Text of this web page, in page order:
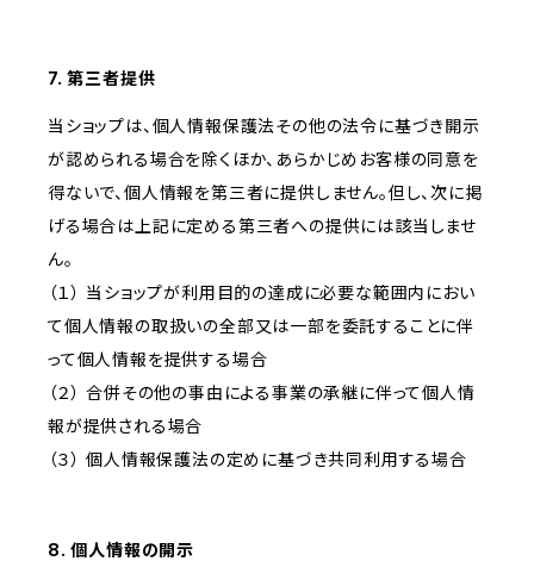
7. 第三者提供
当ショップは、個人情報保護法その他の法令に基づき開示
が認められる場合を除くほか、あらかじめお客様の同意を
得ないで、個人情報を第三者に提供しません。但し、次に掲
げる場合は上記に定める第三者への提供には該当しませ
ん。
（１） 当ショップが利用目的の達成に必要な範囲内におい
て個人情報の取扱いの全部又は一部を委託することに伴
って個人情報を提供する場合
（２） 合併その他の事由による事業の承継に伴って個人情
報が提供される場合
（３） 個人情報保護法の定めに基づき共同利用する場合
8. 個人情報の開示